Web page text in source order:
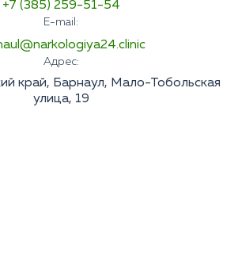
+7 (385) 259-51-54
E-mail:
Адрес:
край, Барнаул, Мало-Тобольская
улица, 19